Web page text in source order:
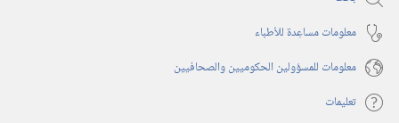
معلومات مساعِدة للأطباء
معلومات للمسؤولين الحكوميين والصحافيين
تعليمات